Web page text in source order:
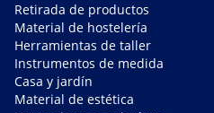
Retirada de productos
Material de hostelería
Herramientas de taller
Instrumentos de medida
Casa y jardín
Material de estética